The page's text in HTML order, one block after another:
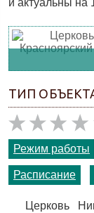
и актуальны на
ТИП
Режим работы
Расписание
Церковь